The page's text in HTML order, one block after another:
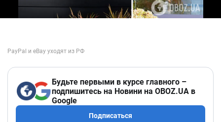
Будьте первыми в курсе главного –
подпишитесь на Новини на OBOZ.UA в
Google
Подписаться